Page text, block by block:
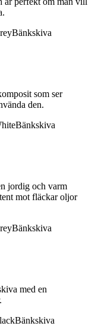
Bänkskiva
som ser
den.
Bänkskiva
jordig och varm
mot fläckar oljor
Bänkskiva
med en
Bänkskiva